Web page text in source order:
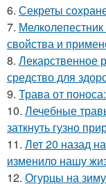
6. Секреты
7.
свойства и
8. Лекарственное
средство для
9. Трава от
10. Лечебные
заткнуть гузно
11. Лет 20 назад
изменило нашу
12. Огурцы на